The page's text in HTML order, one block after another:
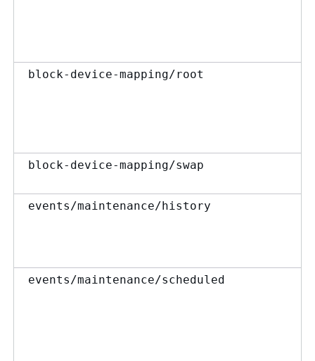
block-device-mapping/root
block-device-mapping/swap
events/maintenance/history
events/maintenance/scheduled